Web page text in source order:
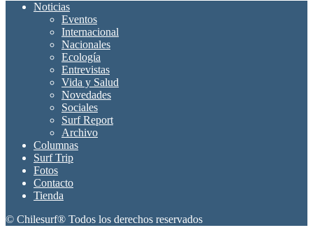
Noticias
Eventos
Internacional
Nacionales
Ecología
Entrevistas
Vida y Salud
Novedades
Sociales
Surf Report
Archivo
Columnas
Surf Trip
Fotos
Contacto
Tienda
© Chilesurf® Todos los derechos reservados